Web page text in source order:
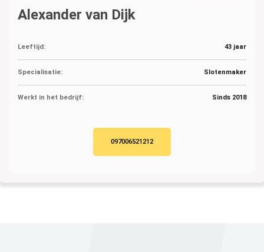
Alexander van Dijk
Leeftijd: 43 jaar
Specialisatie: Slotenmaker
Werkt in het bedrijf: Sinds 2018
097006521212